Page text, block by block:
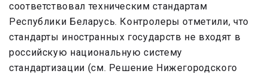
соответствовал техническим стандартам
Республики Беларусь. Контролеры отметили, что
стандарты иностранных государств не входят в
российскую национальную систему
стандартизации (см. Решение Нижегородского